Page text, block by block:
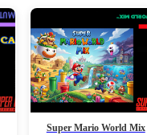
Super Mario World Mix